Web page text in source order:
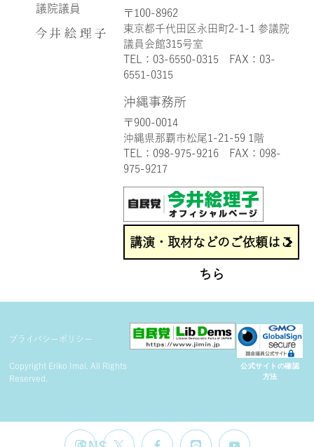
議院議員
〒100-8962
東京都千代田区永田町2-1-1 参議院
議員会館315号室
TEL： 03-6550-0315 FAX：03-
6551-0315
沖縄事務所
〒900-0014
沖縄県那覇市松尾1-21-59 1階
TEL： 098-975-9216 FAX：098-
975-9217
講演・取材などのご依頼はこ
ちら
プライバシーポリシー
Copyright Eriko Imai. All Rights
Reserved.
公式サイトの確認
方法